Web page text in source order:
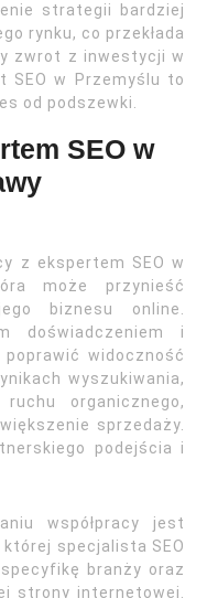
strategii bardziej
rynku, co przekłada
zwrot z inwestycji w
SEO w Przemyślu to
od podszewki.
SEO w
z ekspertem SEO w
może przynieść
biznesu online.
doświadczeniem i
widoczność
wyszukiwania,
organicznego,
sprzedaży.
podejścia i
współpracy jest
specjalista SEO
branży oraz
strony internetowej.